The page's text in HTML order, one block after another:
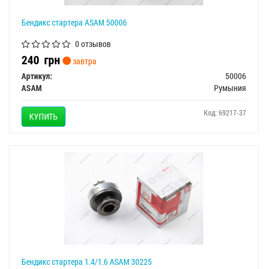
Бендикс стартера ASAM 50006
0 отзывов
240 грн
завтра
Артикул:
50006
ASAM
Румыния
КУПИТЬ Код: 69217-37
Бендикс стартера 1.4/1.6 ASAM 30225